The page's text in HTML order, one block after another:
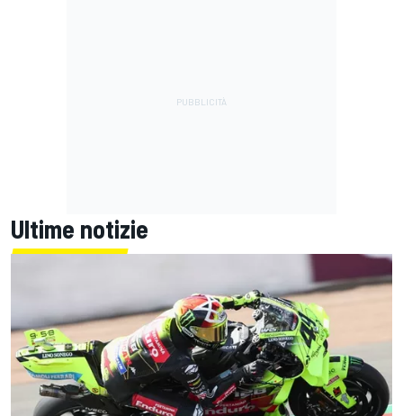
Ultime notizie